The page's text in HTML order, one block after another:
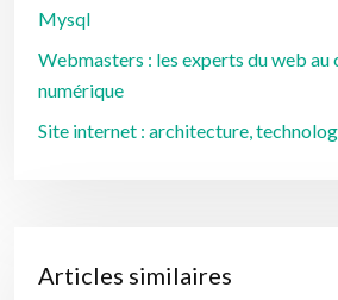
Mysql
Webmasters : les experts du web au
numérique
Site internet : architecture,
Articles similaires